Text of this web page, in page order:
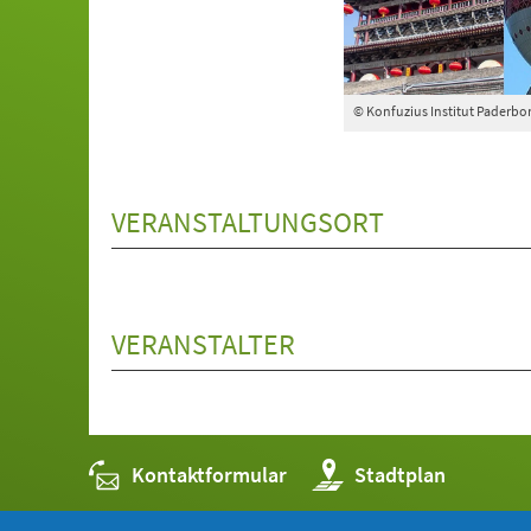
© Konfuzius Institut
VERANSTALTUNGSORT
VERANSTALTER
Kontaktformular Stadtplan
(Öffnet
in
einem